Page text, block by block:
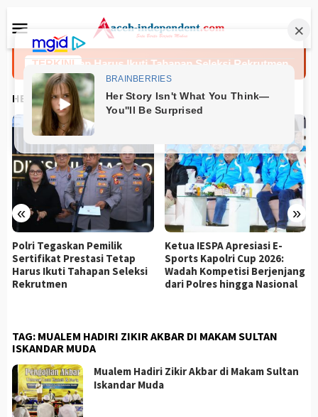
ke
kontenMobile
TERKINI
Tetap Harus Ikuti Tahapan Seleksi Rekrutmen
HEADLINES
« »
Polri Tegaskan Pemilik
Sertifikat Prestasi Tetap
Harus Ikuti Tahapan Seleksi
Rekrutmen
Ketua IESPA Apresiasi E-
Sports Kapolri Cup 2026:
Wadah Kompetisi Berjenjang
dari Polres hingga Nasional
TAG: MUALEM HADIRI ZIKIR AKBAR DI MAKAM SULTAN
ISKANDAR MUDA
Mualem Hadiri Zikir Akbar di Makam Sultan
Iskandar Muda